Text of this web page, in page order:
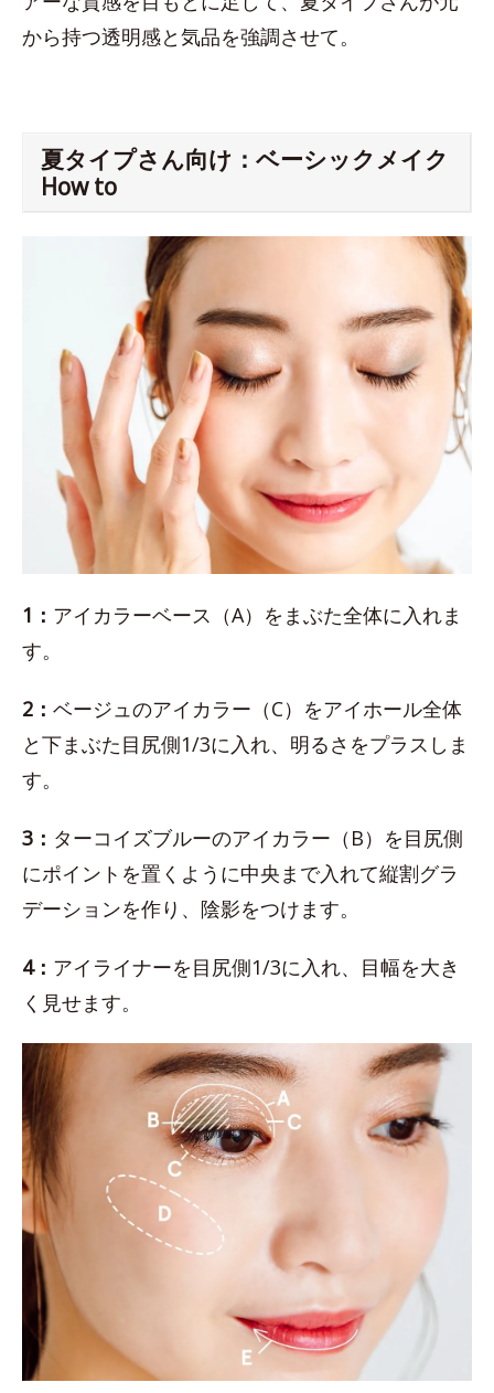
から持つ透明感と気品を強調させて。
夏タイプさん向け：ベーシックメイク
How to
1： アイカラーベース（A）をまぶた全体に入れま
す。
2： ベージュのアイカラー（C）をアイホール全体
と下まぶた目尻側1/3に入れ、明るさをプラスしま
す。
3： ターコイズブルーのアイカラー（B）を目尻側
にポイントを置くように中央まで入れて縦割グラ
デーションを作り、陰影をつけます。
4： アイライナーを目尻側1/3に入れ、目幅を大き
く見せます。